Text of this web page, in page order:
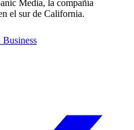
Media, la compañía
el sur de California.